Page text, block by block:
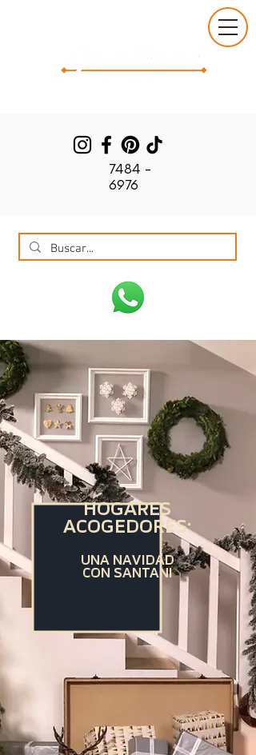
7484 -
6976
HOGARES
ACOGEDORES:
UNA NAVIDAD
CON SANTANI